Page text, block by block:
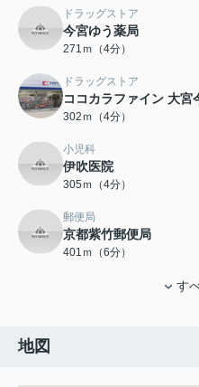
ドラッグストア
今宮ゆう薬局
271ｍ（4分）
ドラッグストア
ココカラファイン 大宮
302ｍ（4分）
小児科
伊吹医院
305ｍ（4分）
郵便局
京都紫竹郵便局
401ｍ（6分）
す
地図